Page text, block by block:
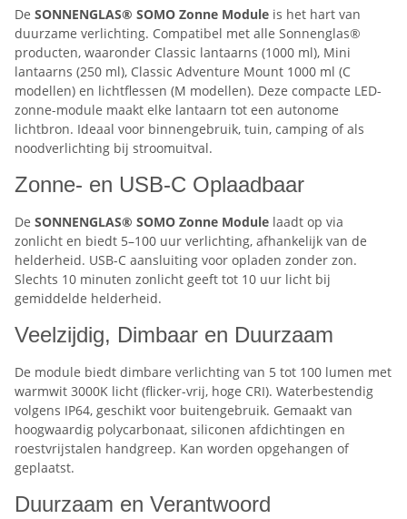
De SONNENGLAS® SOMO Zonne Module is het hart van
duurzame verlichting. Compatibel met alle Sonnenglas®
producten, waaronder Classic lantaarns (1000 ml), Mini
lantaarns (250 ml), Classic Adventure Mount 1000 ml (C
modellen) en lichtflessen (M modellen). Deze compacte LED-
zonne-module maakt elke lantaarn tot een autonome
lichtbron. Ideaal voor binnengebruik, tuin, camping of als
noodverlichting bij stroomuitval.
Zonne- en USB-C Oplaadbaar
De SONNENGLAS® SOMO Zonne Module laadt op via
zonlicht en biedt 5–100 uur verlichting, afhankelijk van de
helderheid. USB-C aansluiting voor opladen zonder zon.
Slechts 10 minuten zonlicht geeft tot 10 uur licht bij
gemiddelde helderheid.
Veelzijdig, Dimbaar en Duurzaam
De module biedt dimbare verlichting van 5 tot 100 lumen met
warmwit 3000K licht (flicker-vrij, hoge CRI). Waterbestendig
volgens IP64, geschikt voor buitengebruik. Gemaakt van
hoogwaardig polycarbonaat, siliconen afdichtingen en
roestvrijstalen handgreep. Kan worden opgehangen of
geplaatst.
Duurzaam en Verantwoord